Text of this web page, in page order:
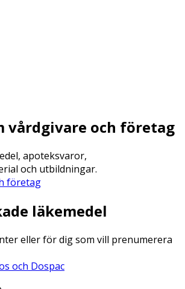
vårdgivare och företag
apoteksvaror,
och utbildningar.
företag
läkemedel
eller för dig som vill prenumerera
och Dospac